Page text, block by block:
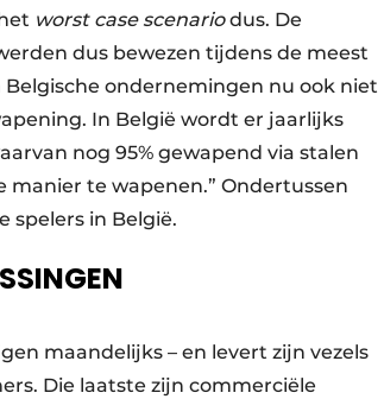
worst case scenariodus. De
dus bewezen tijdens de meest
ondernemingen nu ook niet
In België wordt er jaarlijks
nog 95% gewapend via stalen
te wapenen.” Ondertussen
spelers in België.
maandelijks – en levert zijn vezels
Die laatste zijn commerciële